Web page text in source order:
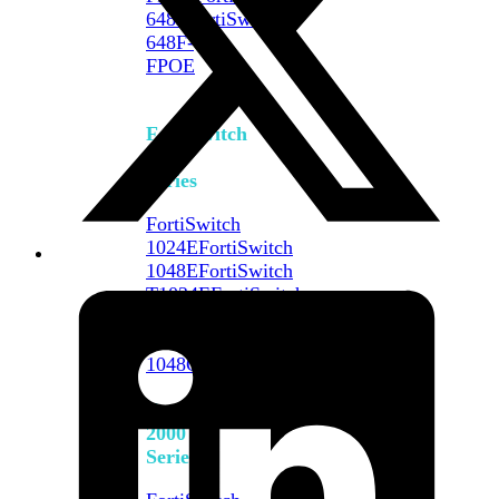
648F
FortiSwitch
648F-
FPOE
FortiSwitch
Series
FortiSwitch
1024EFortiSwitch
1048EFortiSwitch
T1024EFortiSwitch
1048G
FortiSwitch
2000
Series